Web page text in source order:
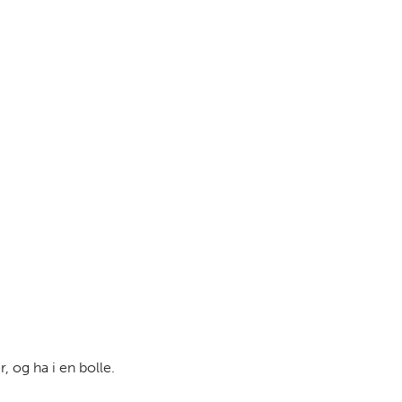
og ha i en bolle.